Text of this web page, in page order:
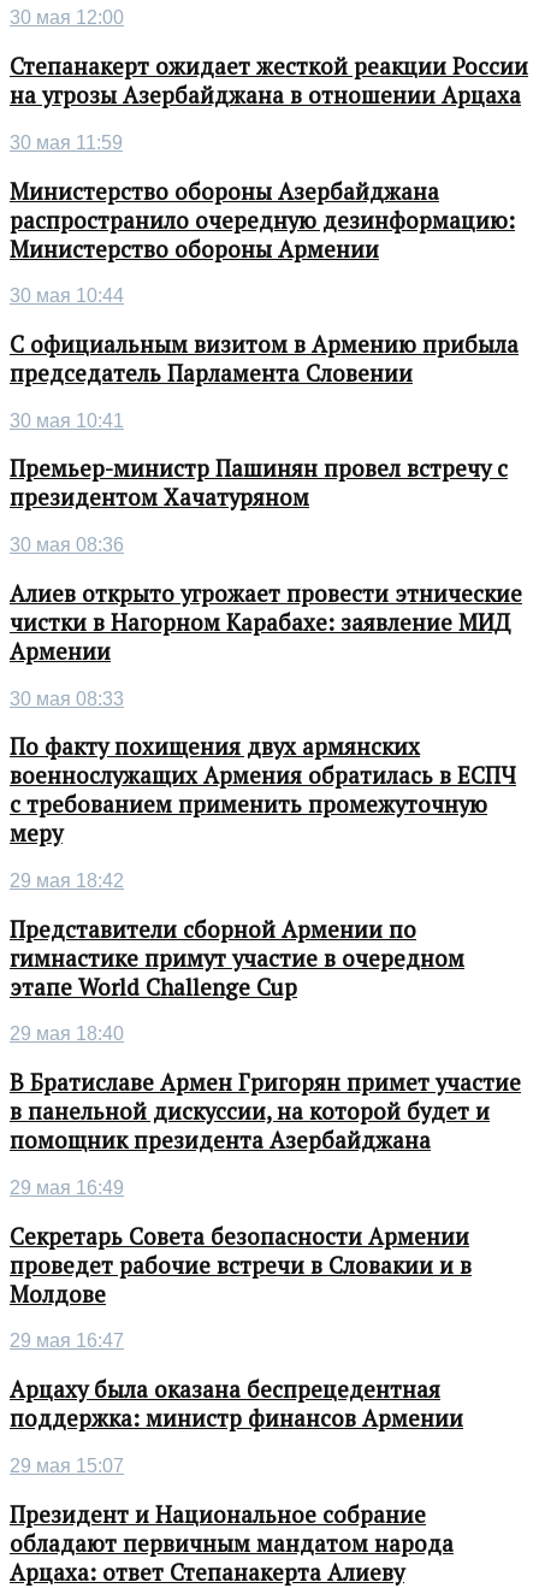
30 мая 12:00
Степанакерт ожидает жесткой реакции России
на угрозы Азербайджана в отношении Арцаха
30 мая 11:59
Министерство обороны Азербайджана
распространило очередную дезинформацию:
Министерство обороны Армении
30 мая 10:44
С официальным визитом в Армению прибыла
председатель Парламента Словении
30 мая 10:41
Премьер-министр Пашинян провел встречу с
президентом Хачатуряном
30 мая 08:36
Алиев открыто угрожает провести этнические
чистки в Нагорном Карабахе: заявление МИД
Армении
30 мая 08:33
По факту похищения двух армянских
военнослужащих Армения обратилась в ЕСПЧ
с требованием применить промежуточную
меру
29 мая 18:42
Представители сборной Армении по
гимнастике примут участие в очередном
этапе World Challenge Cup
29 мая 18:40
В Братиславе Армен Григорян примет участие
в панельной дискуссии, на которой будет и
помощник президента Азербайджана
29 мая 16:49
Секретарь Совета безопасности Армении
проведет рабочие встречи в Словакии и в
Молдове
29 мая 16:47
Арцаху была оказана беспрецедентная
поддержка: министр финансов Армении
29 мая 15:07
Президент и Национальное собрание
обладают первичным мандатом народа
Арцаха: ответ Степанакерта Алиеву